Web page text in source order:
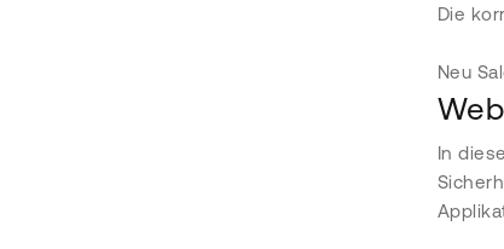
Die
Neu
In